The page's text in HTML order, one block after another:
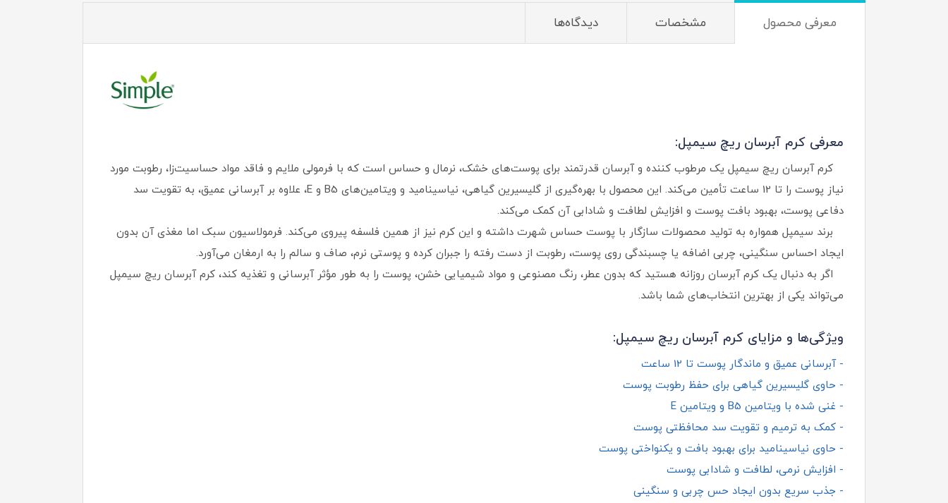
معرفی محصول مشخصات دیدگاه‌ها
معرفی کرم آبرسان ریچ سیمپل:
کرم آبرسان ریچ سیمپل یک مرطوب‌ کننده و آبرسان قدرتمند برای پوست‌های خشک، نرمال و حساس است که با فرمولی ملایم و فاقد مواد حساسیت‌زا، رطوبت مورد
نیاز پوست را تا 12 ساعت تأمین می‌کند. این محصول با بهره‌گیری از گلیسیرین گیاهی، نیاسینامید و ویتامین‌های B5 و E، علاوه بر آبرسانی عمیق، به تقویت سد
دفاعی پوست، بهبود بافت پوست و افزایش لطافت و شادابی آن کمک می‌کند.
برند سیمپل همواره به تولید محصولات سازگار با پوست حساس شهرت داشته و این کرم نیز از همین فلسفه پیروی می‌کند. فرمولاسیون سبک اما مغذی آن بدون
ایجاد احساس سنگینی، چربی اضافه یا چسبندگی روی پوست، رطوبت از دست رفته را جبران کرده و پوستی نرم، صاف و سالم را به ارمغان می‌آورد.
اگر به دنبال یک کرم آبرسان روزانه هستید که بدون عطر، رنگ مصنوعی و مواد شیمیایی خشن، پوست را به طور مؤثر آبرسانی و تغذیه کند، کرم آبرسان ریچ سیمپل
می‌تواند یکی از بهترین انتخاب‌های شما باشد.
ویژگی‌ها و مزایای کرم آبرسان ریچ سیمپل:
- آبرسانی عمیق و ماندگار پوست تا 12 ساعت
- حاوی گلیسیرین گیاهی برای حفظ رطوبت پوست
- غنی شده با ویتامین B5 و ویتامین E
- کمک به ترمیم و تقویت سد محافظتی پوست
- حاوی نیاسینامید برای بهبود بافت و یکنواختی پوست
- افزایش نرمی، لطافت و شادابی پوست
- جذب سریع بدون ایجاد حس چربی و سنگینی